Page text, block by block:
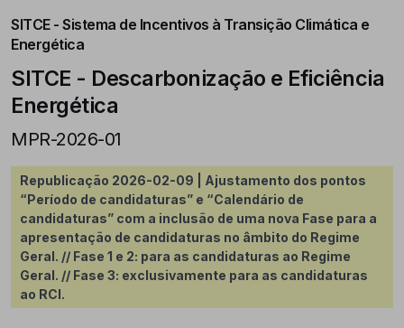
SITCE - Sistema de Incentivos à Transição Climática e
Energética
SITCE - Descarbonização e Eficiência
Energética
MPR-2026-01
Republicação 2026-02-09 | Ajustamento dos pontos
“Período de candidaturas” e “Calendário de
candidaturas” com a inclusão de uma nova Fase para a
apresentação de candidaturas no âmbito do Regime
Geral. // Fase 1 e 2: para as candidaturas ao Regime
Geral. // Fase 3: exclusivamente para as candidaturas
ao RCI.